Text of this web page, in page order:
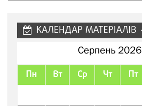
КАЛЕНДАР МАТЕРІАЛІВ
Серпень 2026
Пн Вт Ср Чт Пт